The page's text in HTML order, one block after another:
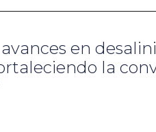
avances en
la